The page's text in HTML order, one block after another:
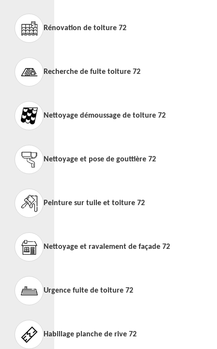
Rénovation de toiture 72
Recherche de fuite toiture 72
Nettoyage démoussage de toiture 72
Nettoyage et pose de gouttière 72
Peinture sur tuile et toiture 72
Nettoyage et ravalement de façade 72
Urgence fuite de toiture 72
Habillage planche de rive 72